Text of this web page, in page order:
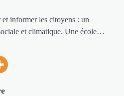
informer les citoyens : un
et climatique. Une école…